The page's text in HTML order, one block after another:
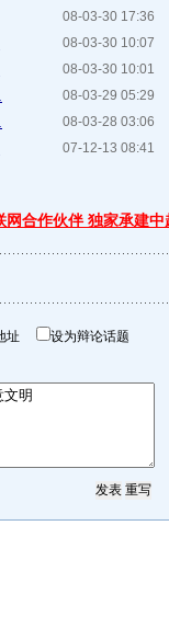
08-03-30 17:36
08-03-30 10:07
08-03-30 10:01
08-03-29 05:29
08-03-28 03:06
07-12-13 08:41
合作伙伴 独家承建中
址 设为辩论话题